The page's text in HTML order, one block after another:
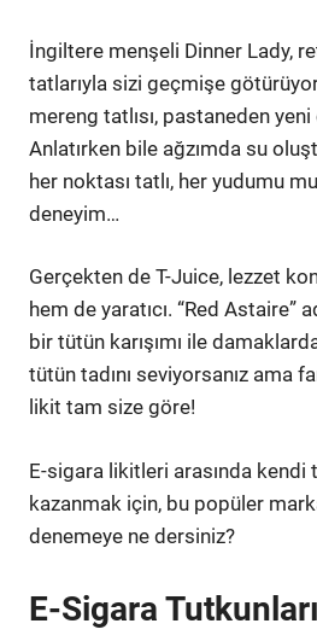
İngiltere menşeli Dinner Lady,
tatlarıyla sizi geçmişe
mereng tatlısı, pastaneden
Anlatırken bile ağzımda su
her noktası tatlı, her yudumu
deneyim…
Gerçekten de T-Juice, lezzet
hem de yaratıcı. “Red Astaire”
bir tütün karışımı ile
tütün tadını seviyorsanız ama
likit tam size göre!
E-sigara likitleri arasında kendi
kazanmak için, bu popüler
denemeye ne dersiniz?
E-Sigara